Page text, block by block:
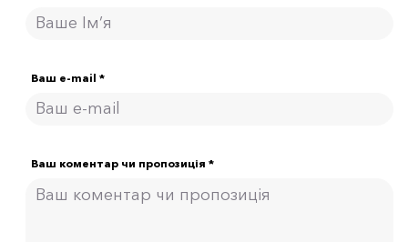
Ваш e-mail *
Ваш коментар чи пропозиція *